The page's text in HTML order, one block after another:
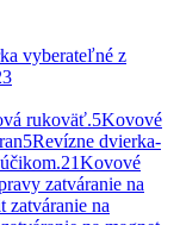
vyberateľné z
rukoväť.5Kovové
5Revízne dvierka-
21Kovové
zatváranie na
zatváranie na